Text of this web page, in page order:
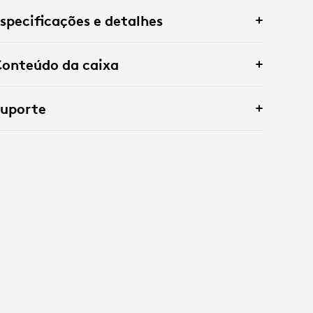
e detalhes
da caixa